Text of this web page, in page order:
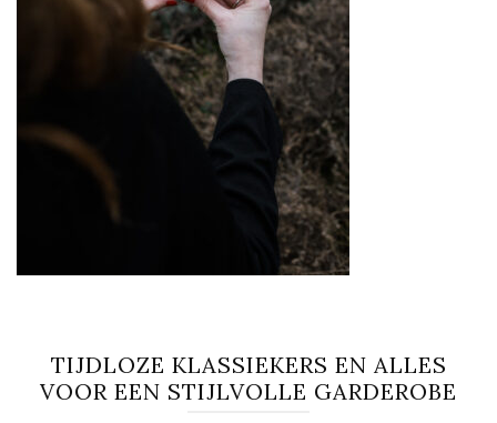
TIJDLOZE KLASSIEKERS EN ALLES
VOOR EEN STIJLVOLLE GARDEROBE